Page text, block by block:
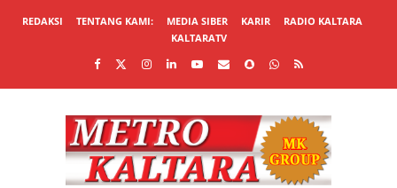
REDAKSI TENTANG KAMI: MEDIA SIBER KARIR
RADIO KALTARA
KALTARATV